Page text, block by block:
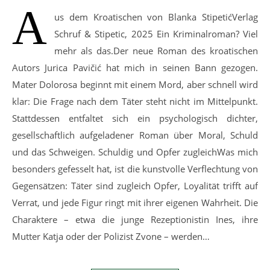
A
us dem Kroatischen von Blanka StipetićVerlag
Schruf & Stipetic, 2025 Ein Kriminalroman? Viel
mehr als das.Der neue Roman des kroatischen
Autors Jurica Pavičić hat mich in seinen Bann gezogen.
Mater Dolorosa beginnt mit einem Mord, aber schnell wird
klar: Die Frage nach dem Täter steht nicht im Mittelpunkt.
Stattdessen entfaltet sich ein psychologisch dichter,
gesellschaftlich aufgeladener Roman über Moral, Schuld
und das Schweigen. Schuldig und Opfer zugleichWas mich
besonders gefesselt hat, ist die kunstvolle Verflechtung von
Gegensätzen: Täter sind zugleich Opfer, Loyalität trifft auf
Verrat, und jede Figur ringt mit ihrer eigenen Wahrheit. Die
Charaktere – etwa die junge Rezeptionistin Ines, ihre
Mutter Katja oder der Polizist Zvone – werden…